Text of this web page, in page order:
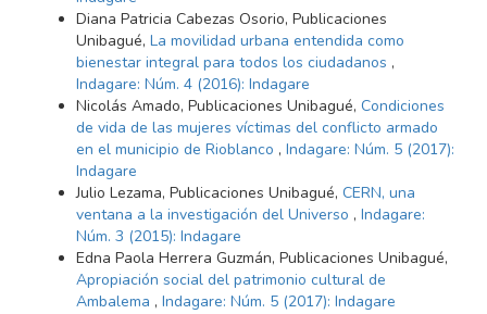
Diana Patricia Cabezas Osorio, Publicaciones
Unibagué, La movilidad urbana entendida como
bienestar integral para todos los ciudadanos ,
Indagare: Núm. 4 (2016): Indagare
Nicolás Amado, Publicaciones Unibagué, Condiciones
de vida de las mujeres víctimas del conflicto armado
en el municipio de Rioblanco , Indagare: Núm. 5 (2017):
Indagare
Julio Lezama, Publicaciones Unibagué, CERN, una
ventana a la investigación del Universo , Indagare:
Núm. 3 (2015): Indagare
Edna Paola Herrera Guzmán, Publicaciones Unibagué,
Apropiación social del patrimonio cultural de
Ambalema , Indagare: Núm. 5 (2017): Indagare